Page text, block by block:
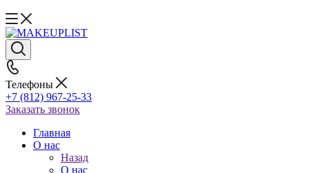
Телефоны
+7 (812) 967-25-33
Заказать звонок
Главная
О нас
Назад
О нас